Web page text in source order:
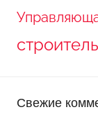
Свежие